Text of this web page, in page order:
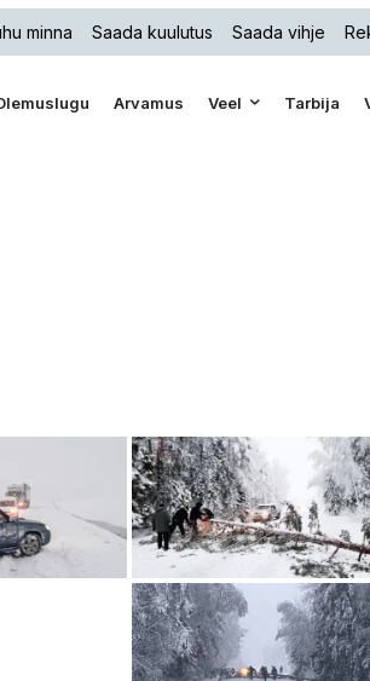
minna Saada kuulutus Saada vihje
Arvamus Veel Tarbija